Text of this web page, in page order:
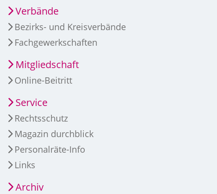
Verbände
Bezirks- und Kreisverbände
Fachgewerkschaften
Mitgliedschaft
Online-Beitritt
Service
Rechtsschutz
Magazin durchblick
Personalräte-Info
Links
Archiv